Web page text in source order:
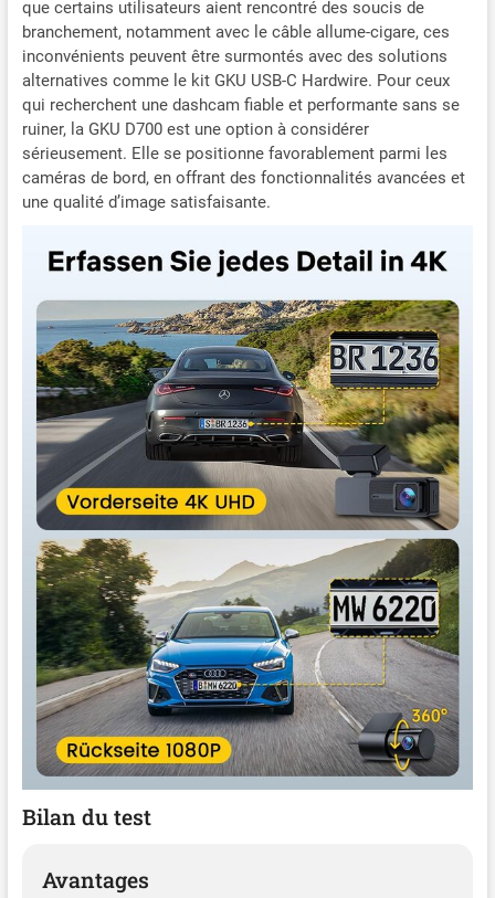
Capteur G et verrouillage
des enregistrements
importants : avec capteur G
intégré. En cas de collision
avec une voiture, cette
caméra embarquée
intelligente se verrouille
automatiquement et stocke
les séquences vidéo dans
preuves importantes
génial de partager
facilement de superbes
voyages et moments
préférés avec votre famille
et vos amis quand et où
vous le souhaitez. Carte SD
de 64 Go et surveillance du
stationnement 24 heures :
en connectant la caméra
embarquée au kit de câbles
durs de type C (non inclus,
ASIN : B0BXDFLT2P), la
fonction accélérée est
activée, ce qui garantit
l'intégrité des
enregistrements,
économise de l'espace de
stockage et aide la caméra
embarquée à une fonction
de surveillance 24 heures.
La carte SD 64 Go est
que certains utilisateurs aient rencontré des soucis de
branchement, notamment avec le câble allume-cigare, ces
inconvénients peuvent être surmontés avec des solutions
alternatives comme le kit GKU USB-C Hardwire. Pour ceux
qui recherchent une dashcam fiable et performante sans se
ruiner, la GKU D700 est une option à considérer
sérieusement. Elle se positionne favorablement parmi les
caméras de bord, en offrant des fonctionnalités avancées et
une qualité d’image satisfaisante.
Bilan du test
Avantages